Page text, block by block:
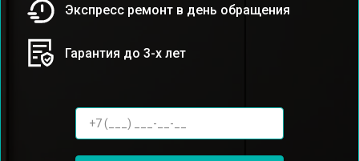
Экспресс ремонт в день обращения
Гарантия до 3-х лет